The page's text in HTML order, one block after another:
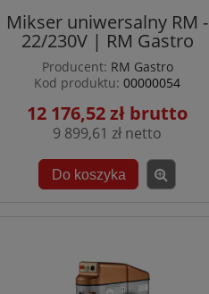
Mikser uniwersalny RM -
22/230V | RM Gastro
Producent: RM Gastro
Kod produktu: 00000054
12 176,52 zł
9 899,61 zł
Do koszyka